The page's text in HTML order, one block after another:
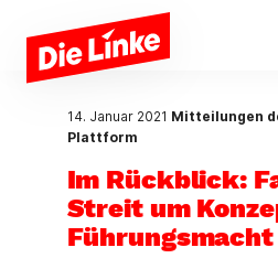
Zum Hauptinhalt springen
14. Januar 2021 Mitteilungen
Plattform
Im Rückblick:
Streit um
Führungsmacht